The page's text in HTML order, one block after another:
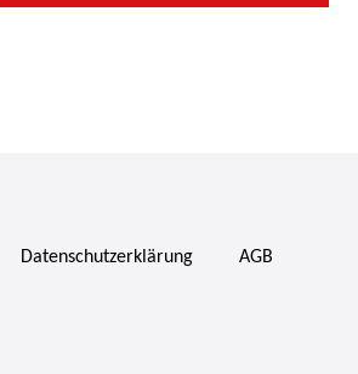
Daten­schutz­erklärung AGB